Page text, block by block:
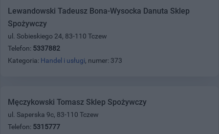
Lewandowski Tadeusz Bona-Wysocka Danuta Sklep
Spożywczy
ul. Sobieskiego 24, 83-110 Tczew
Telefon: 5337882
Kategoria: Handel i usługi, numer: 373
Męczykowski Tomasz Sklep Spożywczy
ul. Saperska 9c, 83-110 Tczew
Telefon: 5315777